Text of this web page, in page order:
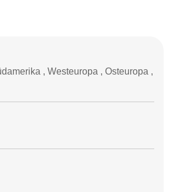
, Westeuropa , Osteuropa ,